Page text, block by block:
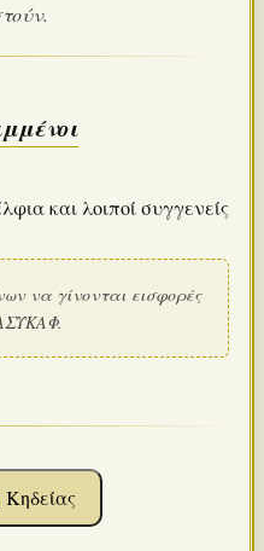
και λοιποί συγγενείς
να γίνονται εισφορές